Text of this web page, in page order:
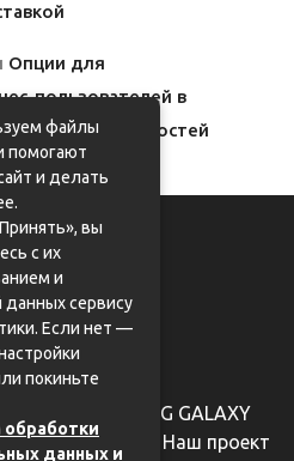
Опции для
пользователей в
обзор возможностей
сайт SAMSUNG GALAXY
сайт. Наш проект
файлы
помогают
и делать
вы
с их
и
данных сервису
Если нет —
покиньте
обработки
данных и